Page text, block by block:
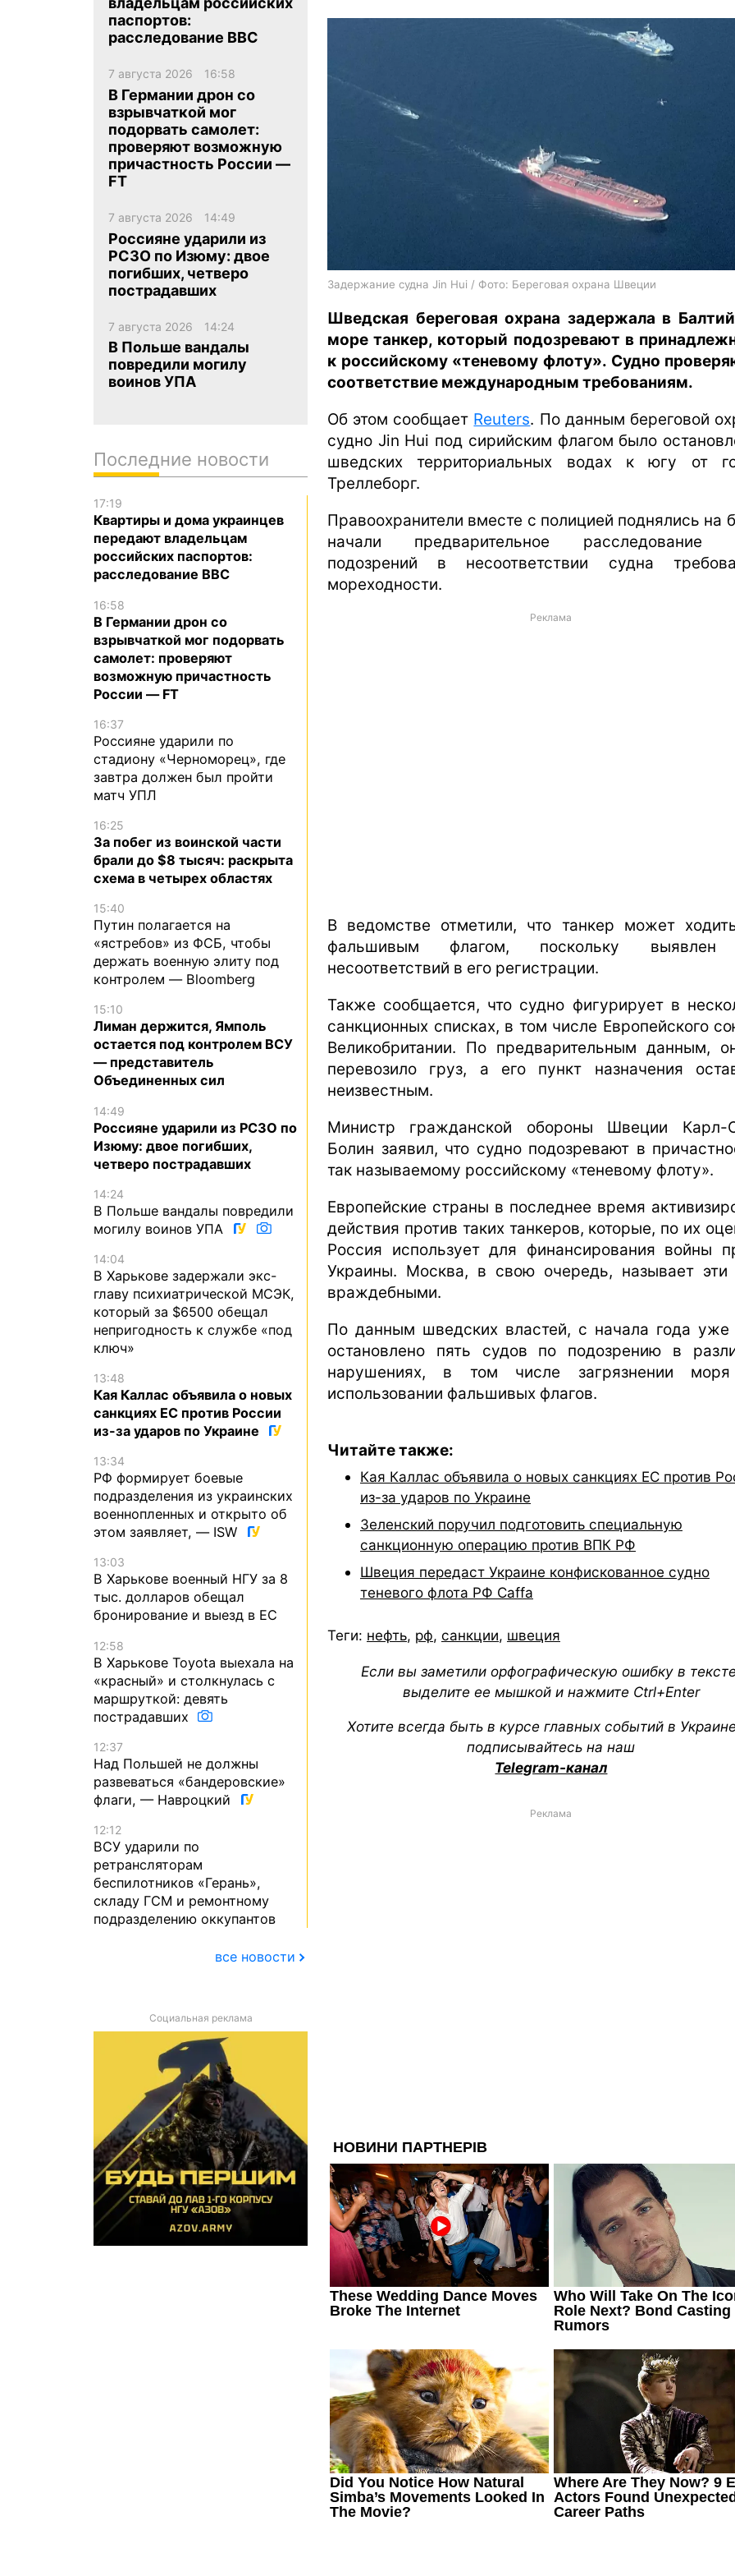
архив
en
Задержание судна Jin Hui / Фото: Береговая охрана Швеции
Шведская береговая охрана задержала в
море танкер, который подозревают в
к российскому «теневому флоту». Судно
соответствие международным требованиям.
Об этом сообщает Reuters. По данным береговой
судно Jin Hui под сирийским флагом было
шведских территориальных водах к югу от
Треллеборг.
Правоохранители вместе с полицией поднялись на
начали предварительное расследование
подозрений в несоответствии судна
мореходности.
Реклама
В ведомстве отметили, что танкер может
фальшивым флагом, поскольку
несоответствий в его регистрации.
Также сообщается, что судно фигурирует в
санкционных списках, в том числе Европейского
Великобритании. По предварительным данным,
перевозило груз, а его пункт назначения
неизвестным.
Министр гражданской обороны Швеции Карл-
Болин заявил, что судно подозревают в
так называемому российскому «теневому флоту».
Европейские страны в последнее время
действия против таких танкеров, которые, по их
Россия использует для финансирования войны
Украины. Москва, в свою очередь, называет эти
враждебными.
По данным шведских властей, с начала года
остановлено пять судов по подозрению в
нарушениях, в том числе загрязнении
использовании фальшивых флагов.
Читайте также:
Кая Каллас объявила о новых санкциях ЕС против
из-за ударов по Украине
Зеленский поручил подготовить специальную
санкционную операцию против ВПК РФ
Швеция передаст Украине конфискованное судно
теневого флота РФ Caffa
Теги: нефть, рф, санкции, швеция
Если вы заметили орфографическую ошибку в
выделите ее мышкой и нажмите Ctrl+Enter
Хотите всегда быть в курсе главных событий в
подписывайтесь на наш
Telegram-канал
Реклама
паспортов:
расследование BBC
7 августа 2026 16:58
В Германии дрон со
взрывчаткой мог
подорвать самолет:
проверяют возможную
причастность России —
FT
7 августа 2026 14:49
Россияне ударили из
РСЗО по Изюму: двое
погибших, четверо
пострадавших
7 августа 2026 14:24
В Польше вандалы
повредили могилу
воинов УПА
Последние новости
17:19
Квартиры и дома украинцев
передают владельцам
российских паспортов:
расследование BBC
16:58
В Германии дрон со
взрывчаткой мог подорвать
самолет: проверяют
возможную причастность
России — FT
16:37
Россияне ударили по
стадиону «Черноморец», где
завтра должен был пройти
матч УПЛ
16:25
За побег из воинской части
брали до $8 тысяч: раскрыта
схема в четырех областях
15:40
Путин полагается на
«ястребов» из ФСБ, чтобы
держать военную элиту под
контролем — Bloomberg
15:10
Лиман держится, Ямполь
остается под контролем ВСУ
— представитель
Объединенных сил
14:49
Россияне ударили из РСЗО по
Изюму: двое погибших,
четверо пострадавших
14:24
В Польше вандалы повредили
могилу воинов УПА
14:04
В Харькове задержали экс-
главу психиатрической МСЭК,
который за $6500 обещал
непригодность к службе «под
ключ»
13:48
Кая Каллас объявила о новых
санкциях ЕС против России
из-за ударов по Украине
13:34
РФ формирует боевые
подразделения из украинских
военнопленных и открыто об
этом заявляет, — ISW
13:03
В Харькове военный НГУ за 8
тыс. долларов обещал
бронирование и выезд в ЕС
12:58
В Харькове Toyota выехала на
«красный» и столкнулась с
маршруткой: девять
пострадавших
12:37
Над Польшей не должны
развеваться «бандеровские»
флаги, — Навроцкий
12:12
ВСУ ударили по
ретрансляторам
беспилотников «Герань»,
складу ГСМ и ремонтному
подразделению оккупантов
все новости
Социальная реклама